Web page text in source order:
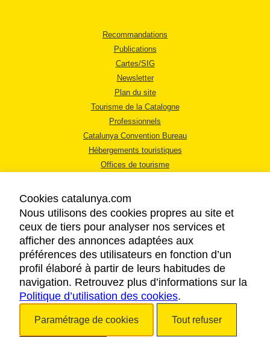
Recommandations
Publications
Cartes/SIG
Newsletter
Plan du site
Tourisme de la Catalogne
Professionnels
Catalunya Convention Bureau
Hébergements touristiques
Offices de tourisme
MENTIONS LÉGALES
RÈGLES DE CONFIDENTIALITÉ
COOKIES
ACCESSIBILITÉ
Cookies catalunya.com
Nous utilisons des cookies propres au site et
ceux de tiers pour analyser nos services et
afficher des annonces adaptées aux
préférences des utilisateurs en fonction d’un
profil élaboré à partir de leurs habitudes de
navigation. Retrouvez plus d’informations sur la
Politique d’utilisation des cookies.
Paramétrage de cookies Tout refuser